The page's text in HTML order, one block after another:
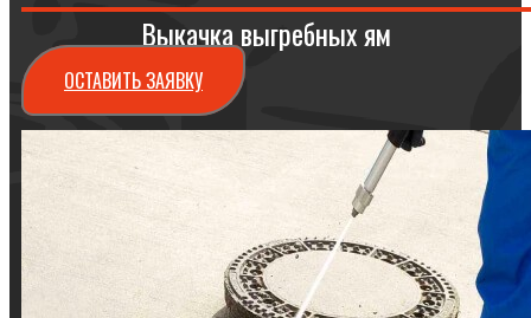
Выкачка выгребных ям
ОСТАВИТЬ ЗАЯВКУ